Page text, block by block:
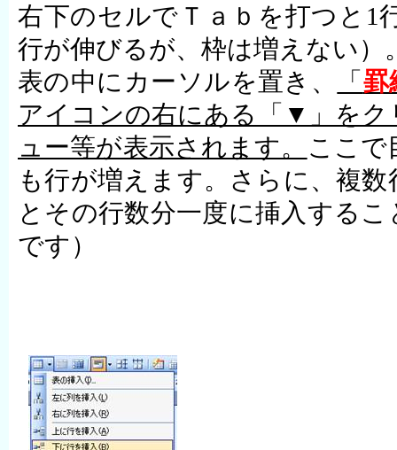
右下のセルでＴａｂを打つと 1
行が伸びるが、枠は増えない）
表の中にカーソルを置き、
「 罫
アイコンの右にある「▼」を
ュー等が表示されます。
ここで
も行が増えます。さらに、複
とその行数分一度に挿入する
です）